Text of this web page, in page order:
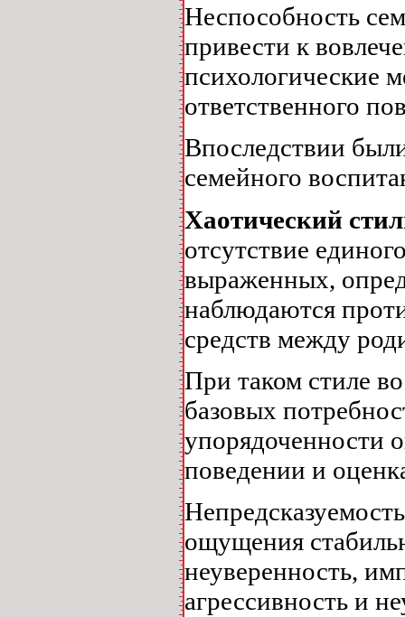
Неспособность
привести к
психологические
ответственного
Впоследствии
семейного
Хаотический
отсутствие
выраженных,
наблюдаются
средств между
При таком стиле
базовых
упорядоченности
поведении и
ощущения
неуверенность,
агрессивность и